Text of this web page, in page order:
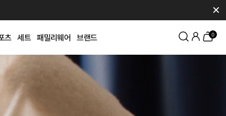
✕
츠 세트 패밀리웨어 브랜드 0